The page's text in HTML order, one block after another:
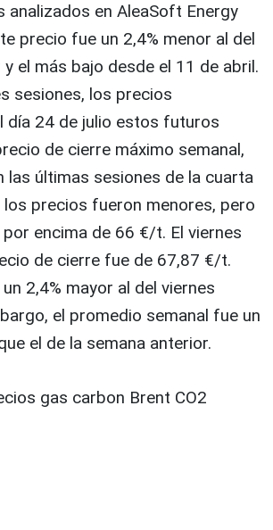
analizados en AleaSoft Energy
precio fue un 2,4% menor al del
el más bajo desde el 11 de abril.
sesiones, los precios
día 24 de julio estos futuros
de cierre máximo semanal,
las últimas sesiones de la cuarta
los precios fueron menores, pero
encima de 66 €/t. El viernes
de cierre fue de 67,87 €/t.
2,4% mayor al del viernes
el promedio semanal fue un
el de la semana anterior.